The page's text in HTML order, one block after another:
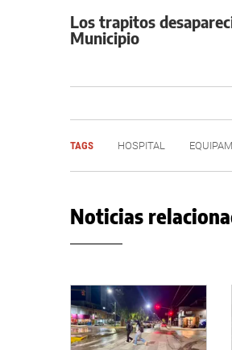
Los trapitos
Municipio
TAGS HOSPITAL
Noticias